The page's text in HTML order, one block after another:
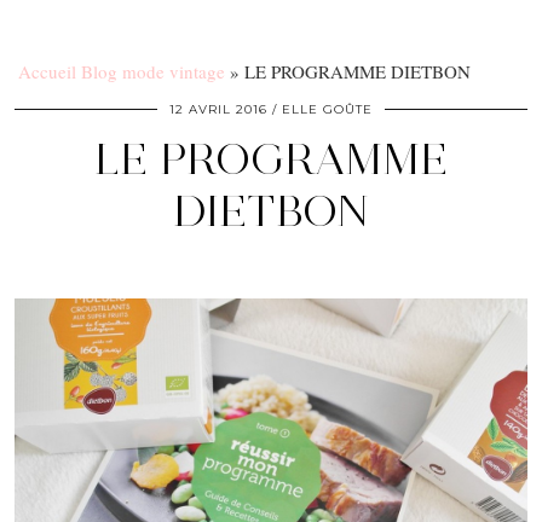
Accueil Blog mode vintage » LE PROGRAMME DIETBON
12 AVRIL 2016 ELLE GOÛTE
LE PROGRAMME
DIETBON